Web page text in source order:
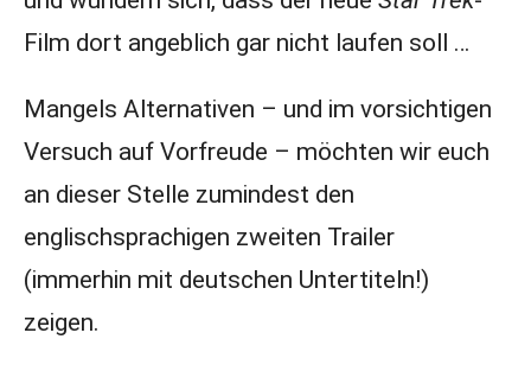
Film dort angeblich gar nicht laufen soll …
Mangels Alternativen – und im vorsichtigen
Versuch auf Vorfreude – möchten wir euch
an dieser Stelle zumindest den
englischsprachigen zweiten Trailer
(immerhin mit deutschen Untertiteln!)
zeigen.